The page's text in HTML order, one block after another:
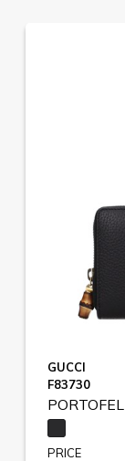
GUCCI
F83730
PRICE